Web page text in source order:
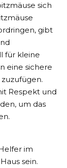
sich
gibt
für kleine
eine sichere
Respekt und
um das
im
sein.